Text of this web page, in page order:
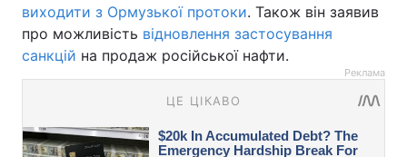
виходити з Ормузької протоки. Також він заявив
про можливість відновлення застосування
санкцій на продаж російської нафти.
Реклама